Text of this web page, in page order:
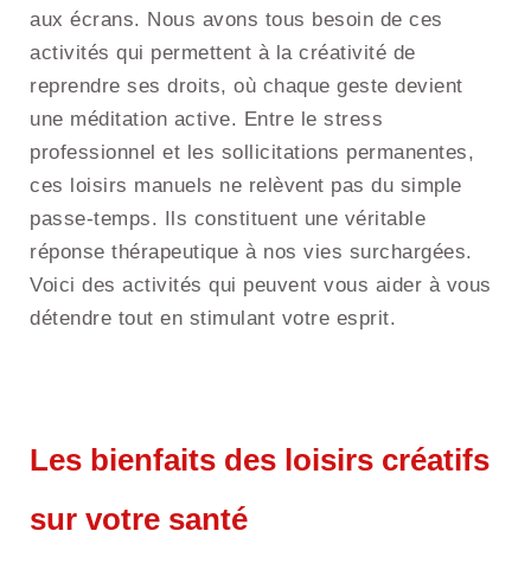
aux écrans. Nous avons tous besoin de ces
activités qui permettent à la créativité de
reprendre ses droits, où chaque geste devient
une méditation active. Entre le stress
professionnel et les sollicitations permanentes,
ces loisirs manuels ne relèvent pas du simple
passe-temps. Ils constituent une véritable
réponse thérapeutique à nos vies surchargées.
Voici des activités qui peuvent vous aider à vous
détendre tout en stimulant votre esprit.
Les bienfaits des loisirs créatifs
sur votre santé